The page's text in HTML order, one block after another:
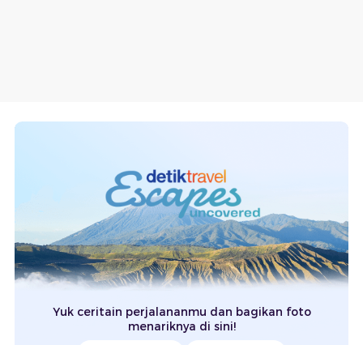
Yuk ceritain perjalananmu dan bagikan foto
menariknya di sini!